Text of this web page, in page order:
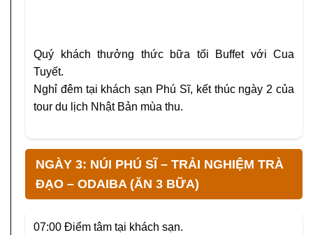
Quý khách thưởng thức bữa tối Buffet với Cua
Tuyết.
Nghỉ đêm tại khách sạn Phú Sĩ, kết thúc ngày 2 của
tour du lịch Nhật Bản mùa thu.
NGÀY 3: NÚI PHÚ SĨ – TRẢI NGHIỆM TRÀ
ĐẠO – ODAIBA (ĂN 3 BỮA)
07:00 Điểm tâm tại khách sạn.